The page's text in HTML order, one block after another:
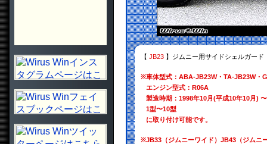
【 JB23 】ジムニー用サイドシェルガー
※車体型式：ABA-JB23W・TA-JB23W・
エンジン型式：R06A
製造時期：1998年10月(平成10年10月)
1型〜10型
に取り付け可能です。
※JB33（ジムニーワイド）JB43（ジムニ